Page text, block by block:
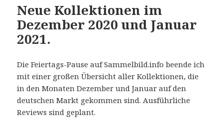
Neue Kollektionen im
Dezember 2020 und Januar
2021.
Die Feiertags-Pause auf Sammelbild.info beende ich
mit einer großen Übersicht aller Kollektionen, die
in den Monaten Dezember und Januar auf den
deutschen Markt gekommen sind. Ausführliche
Reviews sind geplant.